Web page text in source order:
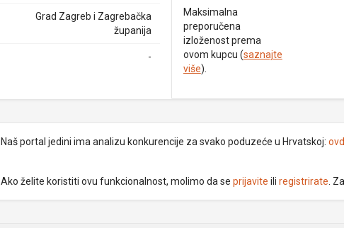
Grad Zagreb i Zagrebačka
županija
-
Maksimalna
preporučena
izloženost prema
ovom kupcu (saznajte
više).
Naš portal jedini ima analizu konkurencije za svako poduzeće u Hrvatskoj:
Ako želite koristiti ovu funkcionalnost, molimo da se prijavite ili registrirate .